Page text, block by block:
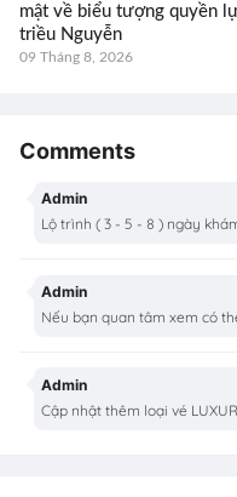
mật về biểu tượng quyền
triều Nguyễn
09 Tháng 8, 2026
Comments
Admin
Lộ trình ( 3 - 5 - 8 ) ngày
Admin
Nếu bạn quan tâm xem có
Admin
Cập nhật thêm loại vé